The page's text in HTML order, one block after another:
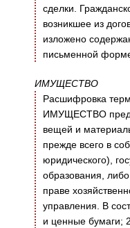
сделки.
возникшее из
изложено
письменной
ИМУЩЕСТВО
Расшифровка
ИМУЩЕСТВО
вещей и
прежде всего в
юридического),
образования,
праве
управления. В
и ценные бумаги;